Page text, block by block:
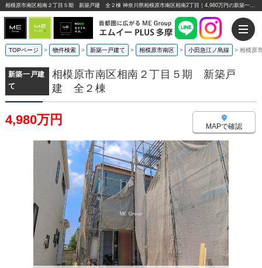
相模原市南区相南２丁目５期 新築戸建 全２棟 神奈川県相模原市南区相南2丁目｜4,980万円の新築一戸建て｜エムイーPLUS多摩
TOPページ > 物件検索 > 新築一戸建て > 相模原市南区 > 小田急江ノ島線 > 相模原
新築一戸建
て
相模原市南区相南２丁目５期 新築戸
建 全２棟
4,980万円 MAPで確認